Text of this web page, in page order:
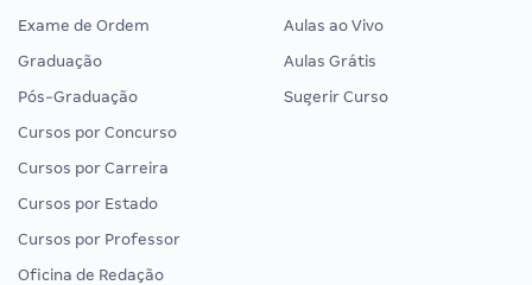
Exame de Ordem
Graduação
Pós-Graduação
Cursos por Concurso
Cursos por Carreira
Cursos por Estado
Cursos por Professor
Oficina de Redação
Aulas ao Vivo
Aulas Grátis
Sugerir Curso